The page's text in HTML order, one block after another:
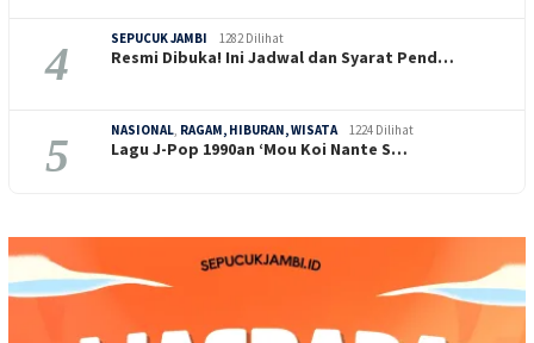
4 SEPUCUK JAMBI 1282 Dilihat
Resmi Dibuka! Ini Jadwal dan Syarat Pend…
5 NASIONAL RAGAM, HIBURAN, WISATA 1224 Dilihat
Lagu J-Pop 1990an ‘Mou Koi Nante S…